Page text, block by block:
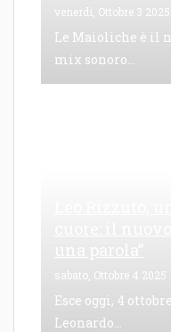
venerdì, Ottobre 3 2025
Le Maioliche è il
mix sonoro...
sabato, Ottobre 4 2025
Esce oggi, 4
Leonardo...